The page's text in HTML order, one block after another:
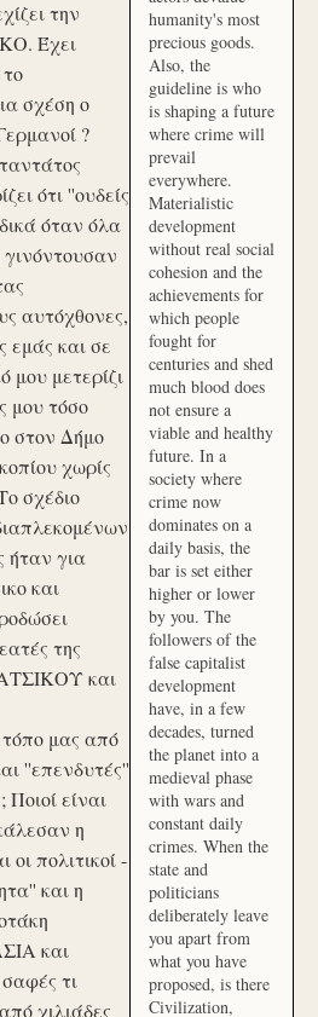
την
Έχει
σχέση ο
?
ότι ''ουδείς
όταν όλα
αυτόχθονες,
εμάς και σε
μου μετερίζι
μου τόσο
στον Δήμο
χωρίς
σχέδιο
ήταν για
και
της
και
μας από
''επενδυτές''
είναι
η
πολιτικοί -
και η
και
τι
χιλιάδες
humanity's most
precious goods.
Also, the
guideline is who
is shaping a future
where crime will
prevail
everywhere.
Materialistic
development
without real social
cohesion and the
achievements for
which people
fought for
centuries and shed
much blood does
not ensure a
viable and healthy
future. In a
society where
crime now
dominates on a
daily basis, the
bar is set either
higher or lower
by you. The
followers of the
false capitalist
development
have, in a few
decades, turned
the planet into a
medieval phase
with wars and
constant daily
crimes. When the
state and
politicians
deliberately leave
you apart from
what you have
proposed, is there
Civilization,